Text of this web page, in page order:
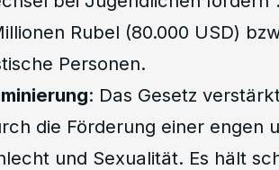
Rubel (80.000 USD)
Personen.
: Das Gesetz
die Förderung einer engen
und Sexualität. Es hält